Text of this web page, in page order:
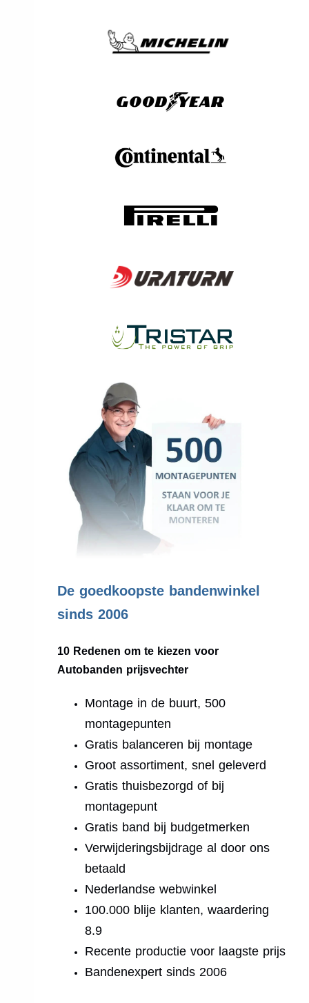
De goedkoopste bandenwinkel
sinds 2006
10 Redenen om te kiezen voor
Autobanden prijsvechter
Montage in de buurt, 500
montagepunten
Gratis balanceren bij montage
Groot assortiment, snel geleverd
Gratis thuisbezorgd of bij
montagepunt
Gratis band bij budgetmerken
Verwijderingsbijdrage al door ons
betaald
Nederlandse webwinkel
100.000 blije klanten, waardering
8.9
Recente productie voor laagste prijs
Bandenexpert sinds 2006